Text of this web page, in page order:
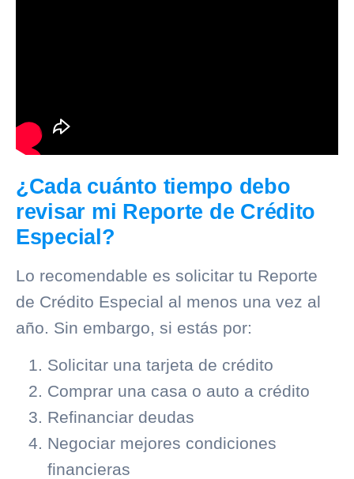
¿Cada cuánto tiempo debo
revisar mi Reporte de Crédito
Especial?
Lo recomendable es solicitar tu Reporte
de Crédito Especial al menos una vez al
año. Sin embargo, si estás por:
Solicitar una tarjeta de crédito
Comprar una casa o auto a crédito
Refinanciar deudas
Negociar mejores condiciones
financieras